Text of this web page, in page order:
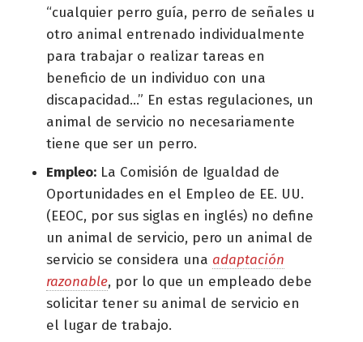
“cualquier perro guía, perro de señales u
otro animal entrenado individualmente
para trabajar o realizar tareas en
beneficio de un individuo con una
discapacidad...” En estas regulaciones, un
animal de servicio no necesariamente
tiene que ser un perro.
Empleo: La Comisión de Igualdad de
Oportunidades en el Empleo de EE. UU.
(EEOC, por sus siglas en inglés) no define
un animal de servicio, pero un animal de
servicio se considera una adaptación
razonable, por lo que un empleado debe
solicitar tener su animal de servicio en
el lugar de trabajo.